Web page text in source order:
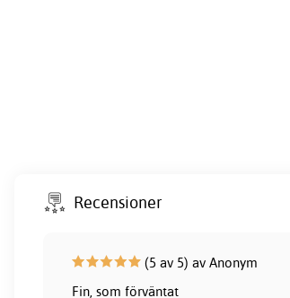
Recensioner
(5 av 5) av Anonym
Fin, som förväntat